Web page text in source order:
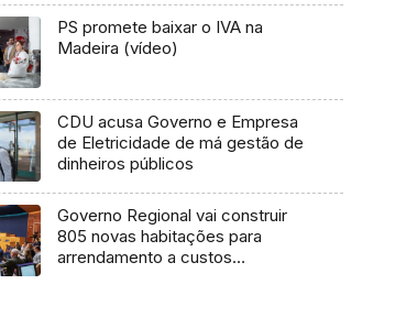
PS promete baixar o IVA na
Madeira (vídeo)
CDU acusa Governo e Empresa
de Eletricidade de má gestão de
dinheiros públicos
Governo Regional vai construir
805 novas habitações para
arrendamento a custos